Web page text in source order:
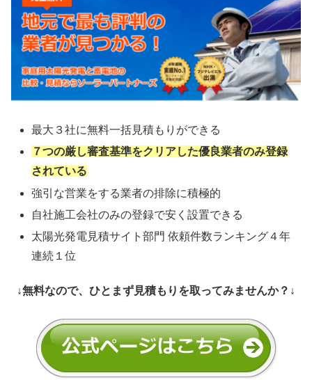
最大３社に無料一括見積もりができる
７つの厳し審査基準をクリアした優良業者のみ登録
されている
強引な営業をする業者の排除に積極的
自社施工会社のみの登録で安く設置できる
太陽光発電見積サイト部門 依頼件数ランキング４年
連続１位
↓無料なので、ひとまず見積もりを取ってみませんか？↓